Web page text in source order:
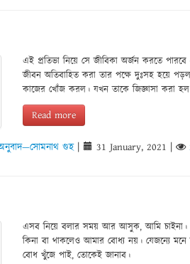
এই প্রতিভা নিয়ে সে জীবিকা অর্জন করতে পারবে
জীবন অতিবাহিত করা তার পক্ষে দুঃসহ হয়ে
কাজের খোঁজ করল। যখন তাকে জিজ্ঞাসা করা হল
Read more
অনুবাদ—সোমনাথ গুহ| 31 January, 2021 |
এসব নিয়ে বলার সময় আর আসুক, আমি চাইনা।
কিনা বা থাকলেও আমার বোধ্য নয়। যেজন্যে
বোধ খুঁজে পাই, তোকেই জানাব।